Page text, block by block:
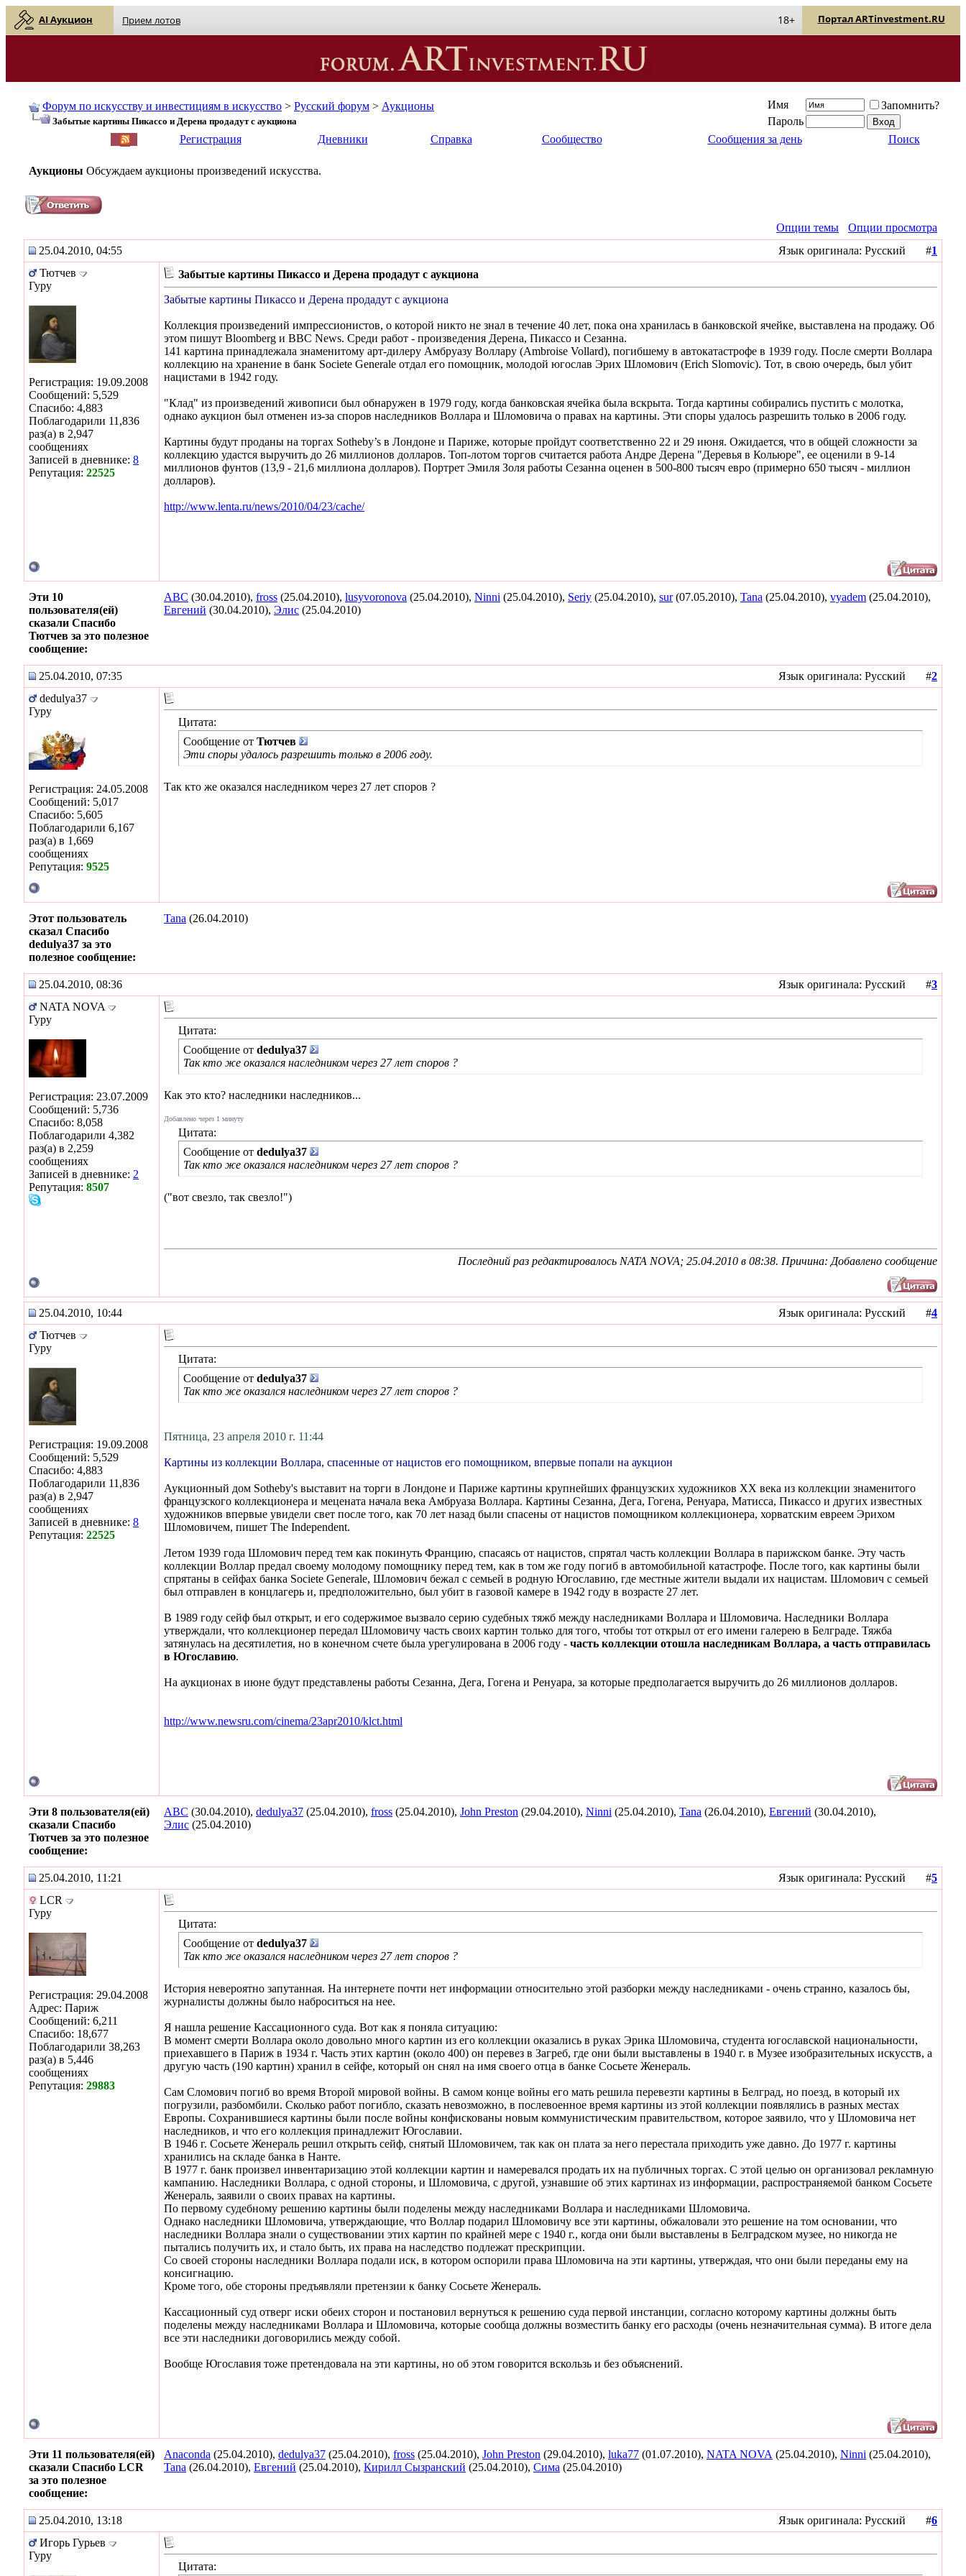
AI Аукцион Прием лотов Портал ARTinvestment.RU
18+
Форум по искусству и инвестициям в искусство > Русский форум > Аукционы
Забытые картины Пикассо и Дерена продадут с аукциона
Имя
Запомнить?
Пароль
Регистрация Дневники Справка Сообщество Сообщения за день Поиск
Аукционы Обсуждаем аукционы произведений искусства.
Опции темы
Опции просмотра
25.04.2010, 04:55
Язык оригинала: Русский #1
Тютчев
Гуру
Регистрация: 19.09.2008
Сообщений: 5,529
Спасибо: 4,883
Поблагодарили 11,836
раз(а) в 2,947
сообщениях
Записей в дневнике: 8
Репутация: 22525
Забытые картины Пикассо и Дерена продадут с аукциона
Забытые картины Пикассо и Дерена продадут с аукциона
Коллекция произведений импрессионистов, о которой никто не знал в течение 40 лет, пока она хранилась в банковской ячейке, выставлена на продажу. Об
этом пишут Bloomberg и BBC News. Среди работ - произведения Дерена, Пикассо и Сезанна.
141 картина принадлежала знаменитому арт-дилеру Амбруазу Воллару (Ambroise Vollard), погибшему в автокатастрофе в 1939 году. После смерти Воллара
коллекцию на хранение в банк Societe Generale отдал его помощник, молодой югослав Эрих Шломович (Erich Slomovic). Тот, в свою очередь, был убит
нацистами в 1942 году.
"Клад" из произведений живописи был обнаружен в 1979 году, когда банковская ячейка была вскрыта. Тогда картины собирались пустить с молотка,
однако аукцион был отменен из-за споров наследников Воллара и Шломовича о правах на картины. Эти споры удалось разрешить только в 2006 году.
Картины будут проданы на торгах Sotheby’s в Лондоне и Париже, которые пройдут соответственно 22 и 29 июня. Ожидается, что в общей сложности за
коллекцию удастся выручить до 26 миллионов долларов. Топ-лотом торгов считается работа Андре Дерена "Деревья в Кольюре", ее оценили в 9-14
миллионов фунтов (13,9 - 21,6 миллиона долларов). Портрет Эмиля Золя работы Сезанна оценен в 500-800 тысяч евро (примерно 650 тысяч - миллион
долларов).
http://www.lenta.ru/news/2010/04/23/cache/
Эти 10
пользователя(ей)
сказали Спасибо
Тютчев за это полезное
сообщение:
ABC (30.04.2010), fross (25.04.2010), lusyvoronova (25.04.2010), Ninni (25.04.2010), Seriy (25.04.2010), sur(07.05.2010), Tana (25.04.2010), vyadem (25.04.2010),
Евгений (30.04.2010), Элис (25.04.2010)
25.04.2010, 07:35 Язык оригинала: Русский #2
dedulya37
Гуру
Регистрация: 24.05.2008
Сообщений: 5,017
Спасибо: 5,605
Поблагодарили 6,167
раз(а) в 1,669
сообщениях
Репутация: 9525
Цитата:
Сообщение от Тютчев
Эти споры удалось разрешить только в 2006 году.
Так кто же оказался наследником через 27 лет споров ?
Этот пользователь
сказал Спасибо
dedulya37 за это
полезное сообщение:
Tana (26.04.2010)
25.04.2010, 08:36 Язык оригинала: Русский #3
NATA NOVA
Гуру
Регистрация: 23.07.2009
Сообщений: 5,736
Спасибо: 8,058
Поблагодарили 4,382
раз(а) в 2,259
сообщениях
Записей в дневнике: 2
Репутация: 8507
Цитата:
Сообщение от dedulya37
Так кто же оказался наследником через 27 лет споров ?
Как это кто? наследники наследников...
Добавлено через 1 минуту
Цитата:
Сообщение от dedulya37
Так кто же оказался наследником через 27 лет споров ?
("вот свезло, так свезло!")
Последний раз редактировалось NATA NOVA; 25.04.2010 в 08:38. Причина: Добавлено сообщение
25.04.2010, 10:44 Язык оригинала: Русский #4
Тютчев
Гуру
Регистрация: 19.09.2008
Сообщений: 5,529
Спасибо: 4,883
Поблагодарили 11,836
раз(а) в 2,947
сообщениях
Записей в дневнике: 8
Репутация: 22525
Цитата:
Сообщение от dedulya37
Так кто же оказался наследником через 27 лет споров ?
Пятница, 23 апреля 2010 г. 11:44
Картины из коллекции Воллара, спасенные от нацистов его помощником, впервые попали на аукцион
Аукционный дом Sotheby's выставит на торги в Лондоне и Париже картины крупнейших французских художников XX века из коллекции знаменитого
французского коллекционера и мецената начала века Амбруаза Воллара. Картины Сезанна, Дега, Гогена, Ренуара, Матисса, Пикассо и других известных
художников впервые увидели свет после того, как 70 лет назад были спасены от нацистов помощником коллекционера, хорватским евреем Эрихом
Шломовичем, пишет The Independent.
Летом 1939 года Шломович перед тем как покинуть Францию, спасаясь от нацистов, спрятал часть коллекции Воллара в парижском банке. Эту часть
коллекции Воллар предал своему молодому помощнику перед тем, как в том же году погиб в автомобильной катастрофе. После того, как картины были
спрятаны в сейфах банка Societe Generale, Шломович бежал с семьей в родную Югославию, где местные жители выдали их нацистам. Шломович с семьей
был отправлен в концлагерь и, предположительно, был убит в газовой камере в 1942 году в возрасте 27 лет.
В 1989 году сейф был открыт, и его содержимое вызвало серию судебных тяжб между наследниками Воллара и Шломовича. Наследники Воллара
утверждали, что коллекционер передал Шломовичу часть своих картин только для того, чтобы тот открыл от его имени галерею в Белграде. Тяжба
затянулась на десятилетия, но в конечном счете была урегулирована в 2006 году - часть коллекции отошла наследникам Воллара, а часть отправилась
в Югославию.
На аукционах в июне будут представлены работы Сезанна, Дега, Гогена и Ренуара, за которые предполагается выручить до 26 миллионов долларов.
http://www.newsru.com/cinema/23apr2010/klct.html
Эти 8 пользователя(ей)
сказали Спасибо
Тютчев за это полезное
сообщение:
ABC (30.04.2010), dedulya37 (25.04.2010), fross (25.04.2010), John Preston (29.04.2010), Ninni (25.04.2010), Tana (26.04.2010), Евгений (30.04.2010),
Элис (25.04.2010)
25.04.2010, 11:21 Язык оригинала: Русский #5
LCR
Гуру
Регистрация: 29.04.2008
Адрес: Париж
Сообщений: 6,211
Спасибо: 18,677
Поблагодарили 38,263
раз(а) в 5,446
сообщениях
Репутация: 29883
Цитата:
Сообщение от dedulya37
Так кто же оказался наследником через 27 лет споров ?
История невероятно запутанная. На интернете почти нет информации относительно этой разборки между наследниками - очень странно, казалось бы,
журналисты должны было наброситься на нее.
Я нашла решение Кассационного суда. Вот как я поняла ситуацию:
В момент смерти Воллара около довольно много картин из его коллекции оказались в руках Эрика Шломовича, студента югославской национальности,
приехавшего в Париж в 1934 г. Часть этих картин (около 400) он перевез в Загреб, где они были выставлены в 1940 г. в Музее изобразительных искусств, а
другую часть (190 картин) хранил в сейфе, который он снял на имя своего отца в банке Сосьете Женераль.
Сам Сломович погиб во время Второй мировой войны. В самом конце войны его мать решила перевезти картины в Белград, но поезд, в который их
погрузили, разбомбили. Сколько работ погибло, сказать невозможно, в послевоенное время картины из этой коллекции появлялись в разных местах
Европы. Сохранившиеся картины были после войны конфискованы новым коммунистическим правительством, которое заявило, что у Шломовича нет
наследников, и что его коллекция принадлежит Югославии.
В 1946 г. Сосьете Женераль решил открыть сейф, снятый Шломовичем, так как он плата за него перестала приходить уже давно. До 1977 г. картины
хранились на складе банка в Нанте.
В 1977 г. банк произвел инвентаризацию этой коллекции картин и намеревался продать их на публичных торгах. С этой целью он организовал рекламную
кампанию. Наследники Воллара, с одной стороны, и Шломовича, с другой, узнавшие об этих картинах из информации, распространяемой банком Сосьете
Женераль, заявили о своих правах на картины.
По первому судебному решению картины были поделены между наследниками Воллара и наследниками Шломовича.
Однако наследники Шломовича, утверждающие, что Воллар подарил Шломовичу все эти картины, обжаловали это решение на том основании, что
наследники Воллара знали о существовании этих картин по крайней мере с 1940 г., когда они были выставлены в Белградском музее, но никогда не
пытались получить их, и стало быть, их права на наследство подлежат прескрипции.
Со своей стороны наследники Воллара подали иск, в котором оспорили права Шломовича на эти картины, утверждая, что они были переданы ему на
консигнацию.
Кроме того, обе стороны предъявляли претензии к банку Сосьете Женераль.
Кассационный суд отверг иски обеих сторон и постановил вернуться к решению суда первой инстанции, согласно которому картины должны быть
поделены между наследниками Воллара и Шломовича, которые сообща должны возместить банку его расходы (очень незначительная сумма). В итоге дела
все эти наследники договорились между собой.
Вообще Югославия тоже претендовала на эти картины, но об этом говорится вскользь и без объяснений.
Эти 11 пользователя(ей)
сказали Спасибо LCR
за это полезное
сообщение:
Anaconda (25.04.2010), dedulya37 (25.04.2010), fross (25.04.2010), John Preston (29.04.2010), luka77 (01.07.2010), NATA NOVA (25.04.2010), Ninni (25.04.2010),
Tana (26.04.2010), Евгений (25.04.2010), Кирилл Сызранский (25.04.2010), Сима (25.04.2010)
25.04.2010, 13:18 Язык оригинала: Русский #6
Игорь Гурьев
Гуру
Цитата: